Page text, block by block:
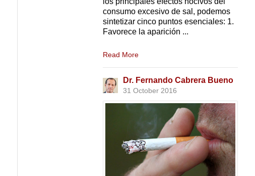
consumo excesivo de sal, podemos
sintetizar cinco puntos esenciales: 1.
Favorece la aparición ...
Read More
Dr. Fernando Cabrera Bueno
31 October 2016